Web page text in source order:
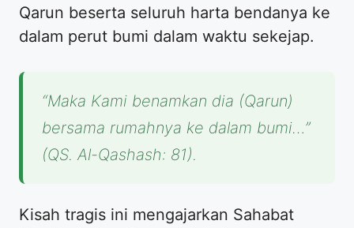
Qarun beserta seluruh harta bendanya ke
dalam perut bumi dalam waktu sekejap.
“Maka Kami benamkan dia (Qarun)
bersama rumahnya ke dalam bumi…”
(QS. Al-Qashash: 81).
Kisah tragis ini mengajarkan Sahabat